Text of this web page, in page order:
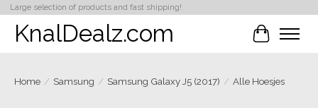
Large selection of products and fast shipping!
KnalDealz.com
Home / Samsung / Samsung Galaxy J5 (2017) / Alle Hoesjes